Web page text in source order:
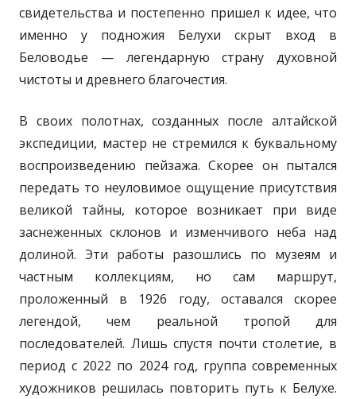
свидетельства и постепенно пришел к идее, что
именно у подножия Белухи скрыт вход в
Беловодье — легендарную страну духовной
чистоты и древнего благочестия.
В своих полотнах, созданных после алтайской
экспедиции, мастер не стремился к буквальному
воспроизведению пейзажа. Скорее он пытался
передать то неуловимое ощущение присутствия
великой тайны, которое возникает при виде
заснеженных склонов и изменчивого неба над
долиной. Эти работы разошлись по музеям и
частным коллекциям, но сам маршрут,
проложенный в 1926 году, оставался скорее
легендой, чем реальной тропой для
последователей. Лишь спустя почти столетие, в
период с 2022 по 2024 год, группа современных
художников решилась повторить путь к Белухе.